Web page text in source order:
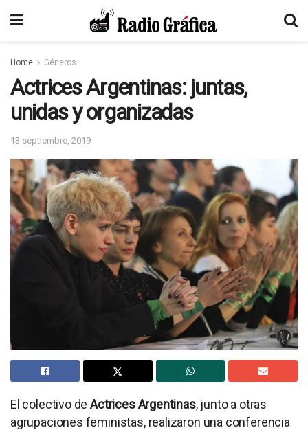
Home Géneros
Actrices Argentinas: juntas,
unidas y organizadas
13 septiembre, 2019
El colectivo deActrices Argentinas, junto a otras
agrupaciones feministas, realizaron una conferencia